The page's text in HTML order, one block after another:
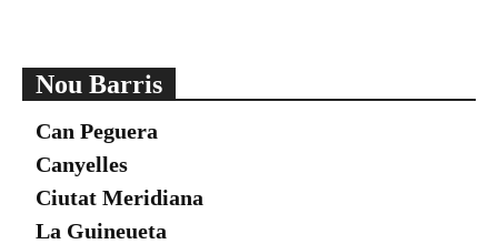
Nou Barris
Can Peguera
Canyelles
Ciutat Meridiana
La Guineueta